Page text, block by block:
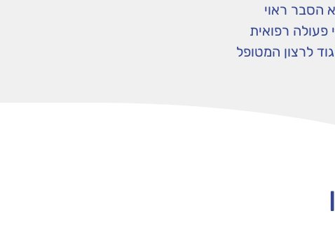
הסבר ראוי
פעולה רפואית
לרצון המטופל